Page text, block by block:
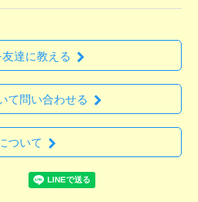
達に教える
て問い合わせる
ついて